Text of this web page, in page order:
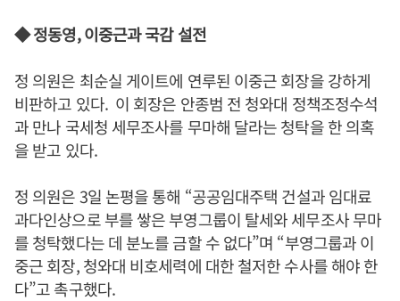
◆ 정동영, 이중근과 국감 설전
정 의원은 최순실 게이트에 연루된 이중근 회장을 강하게
비판하고 있다. 이 회장은 안종범 전 청와대 정책조정수석
과 만나 국세청 세무조사를 무마해 달라는 청탁을 한 의혹
을 받고 있다.
정 의원은 3일 논평을 통해 “공공임대주택 건설과 임대료
과다인상으로 부를 쌓은 부영그룹이 탈세와 세무조사 무마
를 청탁했다는 데 분노를 금할 수 없다”며 “부영그룹과 이
중근 회장, 청와대 비호세력에 대한 철저한 수사를 해야 한
다”고 촉구했다.